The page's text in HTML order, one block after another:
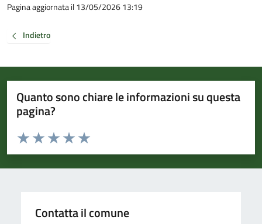
Pagina aggiornata il 13/05/2026 13:19
Indietro
Quanto sono chiare le informazioni su questa
pagina?
Valuta da 1 a 5 stelle la pagina
Valuta 5 stelle su 5
Valuta 4 stelle su 5
Valuta 3 stelle su 5
Valuta 2 stelle su 5
Valuta 1 stelle su 5
Contatta il comune